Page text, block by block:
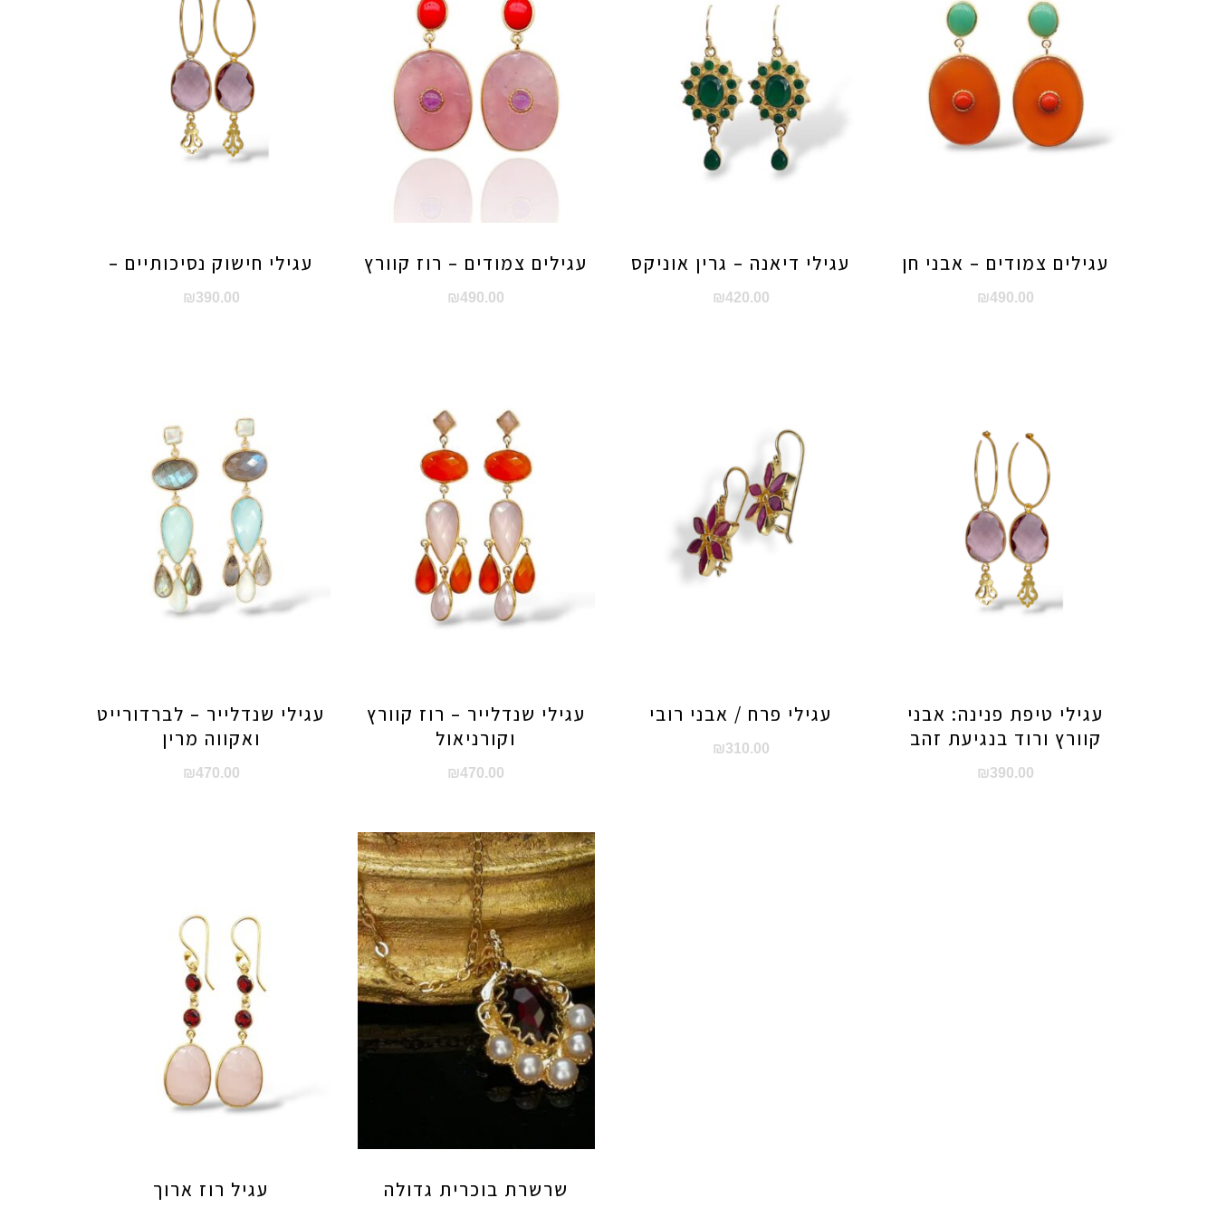
עגילי חישוק נסיכותיים –
₪390.00
עגילים צמודים – רוז קוורץ
₪490.00
עגילי דיאנה – גרין אוניקס
₪420.00
עגילים צמודים – אבני חן
₪490.00
עגילי שנדלייר – לברדורייט
ואקווה מרין
₪470.00
עגילי שנדלייר – רוז קוורץ
וקורניאול
₪470.00
עגילי פרח / אבני רובי
₪310.00
עגילי טיפת פנינה: אבני
קוורץ ורוד בנגיעת זהב
₪390.00
עגיל רוז ארוך שרשרת בוכרית גדולה